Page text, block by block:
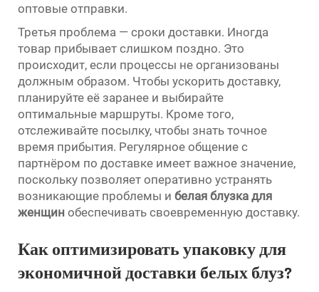
оптовые отправки.
Третья проблема — сроки доставки. Иногда
товар прибывает слишком поздно. Это
происходит, если процессы не организованы
должным образом. Чтобы ускорить доставку,
планируйте её заранее и выбирайте
оптимальные маршруты. Кроме того,
отслеживайте посылку, чтобы знать точное
время прибытия. Регулярное общение с
партнёром по доставке имеет важное значение,
поскольку позволяет оперативно устранять
возникающие проблемы и белая блузка для
женщин обеспечивать своевременную доставку.
Как оптимизировать упаковку для
экономичной доставки белых блуз?